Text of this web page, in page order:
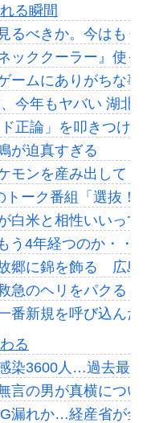
る瞬間
るべきか。今はもう
ッククーラー』使っ
ームにありがちな事
、今年もヤバい 湖北
正論」を叩きつけ
が迫真すぎる
モンを産み出して
トーク番組「選抜
白米と相性いいって
う4年経つのか・・・
郷に錦を飾る 広島
急のヘリをパクる→
番新規を呼び込んだ
る
染3600人…過去最大
言の男が真横につ
漏れか…経産省が全